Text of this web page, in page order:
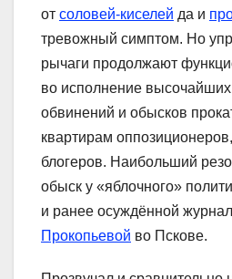
от соловей-киселей да и
тревожный симптом. Но
рычаги продолжают
во исполнение высочайших
обвинений и обысков
квартирам
блогеров. Наибольший
обыск у «яблочного»
и ранее осуждённой
Прокопьевой во Пскове.